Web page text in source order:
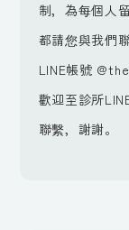
制，為每個人
都請您與我們
LINE帳號
歡迎至診所
聯繫，謝謝。